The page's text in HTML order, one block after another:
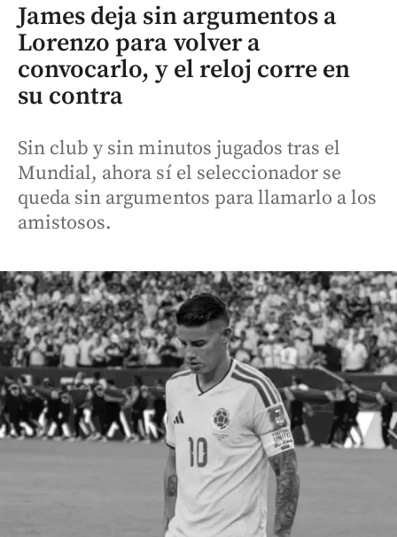
James deja sin argumentos a
Lorenzo para volver a
convocarlo, y el reloj corre en
su contra
Sin club y sin minutos jugados tras el
Mundial, ahora sí el seleccionador se
queda sin argumentos para llamarlo a los
amistosos.